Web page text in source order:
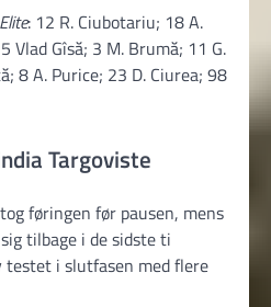
: 12 R. Ciubotariu; 18 A.
Vlad Gîsă; 3 M. Brumă; 11 G.
8 A. Purice; 23 D. Ciurea; 98
Targoviste
føringen før pausen, mens
tilbage i de sidste ti
i slutfasen med flere